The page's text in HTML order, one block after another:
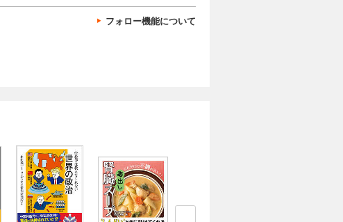
フォロー機能について